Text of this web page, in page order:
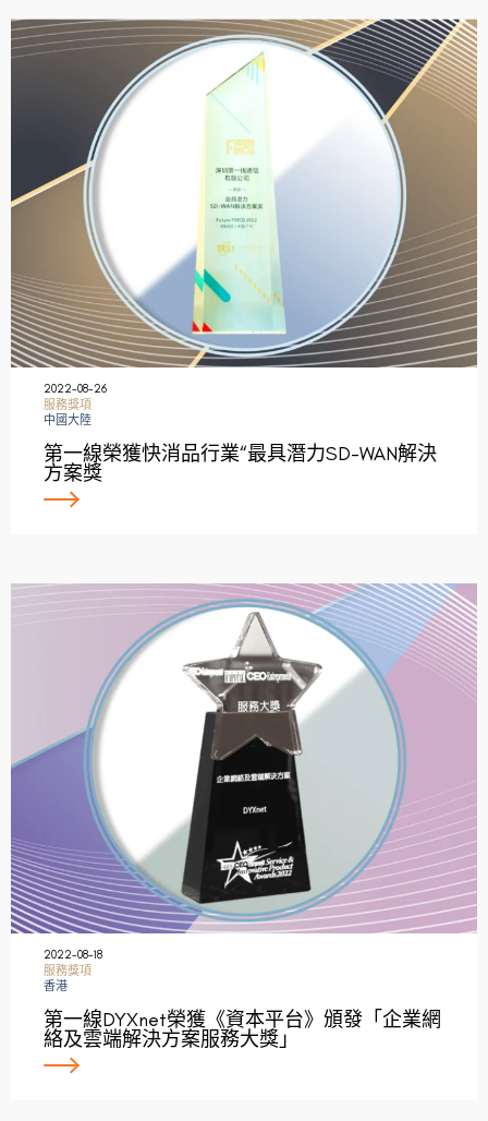
2022-08-26
服務獎項
中國大陸
第一線榮獲快消品行業“最具潛力SD-WAN解決
方案獎
2022-08-18
服務獎項
香港
第一線DYXnet榮獲《資本平台》頒發「企業網
絡及雲端解決方案服務大獎」